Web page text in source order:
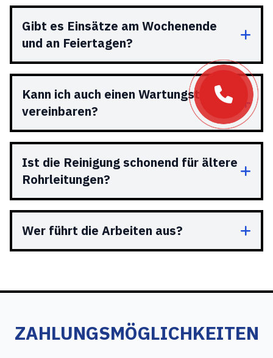
Gibt es Einsätze am Wochenende
und an Feiertagen?
Kann ich auch einen Wartungstermin
vereinbaren?
Ist die Reinigung schonend für ältere
Rohrleitungen?
Wer führt die Arbeiten aus?
ZAHLUNGSMÖGLICHKEITEN